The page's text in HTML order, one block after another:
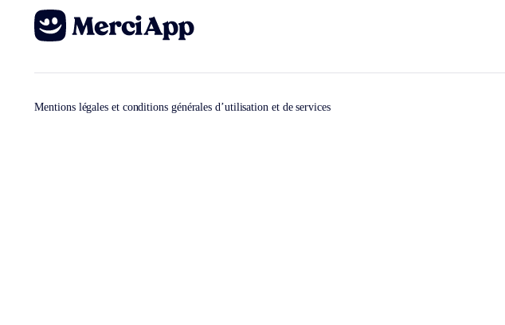
Mentions légales et conditions générales d’utilisation et de services